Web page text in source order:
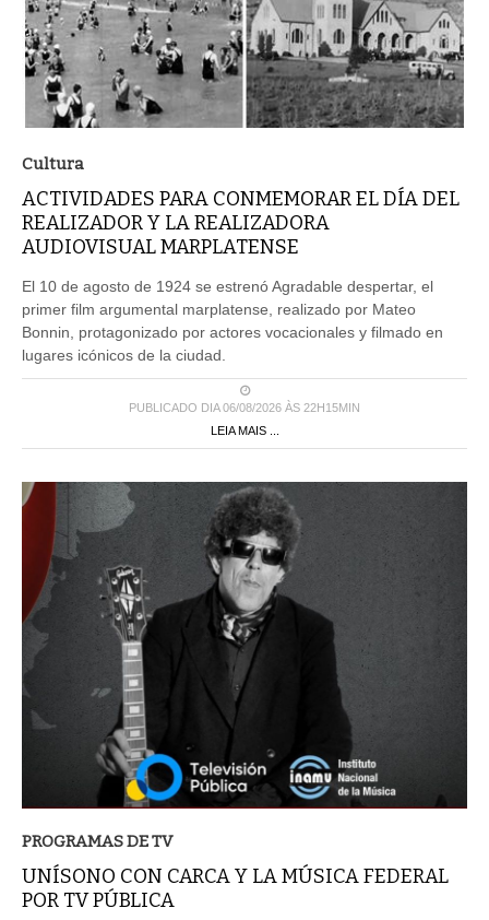
Cultura
ACTIVIDADES PARA CONMEMORAR EL DÍA DEL
REALIZADOR Y LA REALIZADORA
AUDIOVISUAL MARPLATENSE
El 10 de agosto de 1924 se estrenó Agradable despertar, el
primer film argumental marplatense, realizado por Mateo
Bonnin, protagonizado por actores vocacionales y filmado en
lugares icónicos de la ciudad.
PUBLICADO DIA 06/08/2026 ÀS 22H15MIN
LEIA MAIS ...
PROGRAMAS DE TV
UNÍSONO CON CARCA Y LA MÚSICA FEDERAL
POR TV PÚBLICA